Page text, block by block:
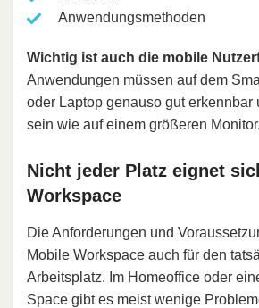
Anwendungsmethoden
Wichtig ist auch die mobile
Anwendungen müssen auf dem
oder Laptop genauso gut erkennbar
sein wie auf einem größeren Monitor.
Nicht jeder Platz eignet
Workspace
Die Anforderungen und
Mobile Workspace auch für den
Arbeitsplatz. Im Homeoffice oder
Space gibt es meist wenige